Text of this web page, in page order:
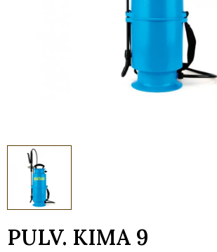
PULV. KIMA 9